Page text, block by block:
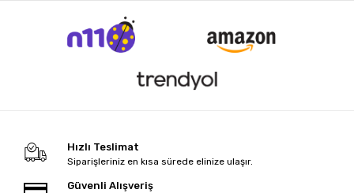
Hızlı Teslimat
Siparişleriniz en kısa sürede elinize ulaşır.
Güvenli Alışveriş